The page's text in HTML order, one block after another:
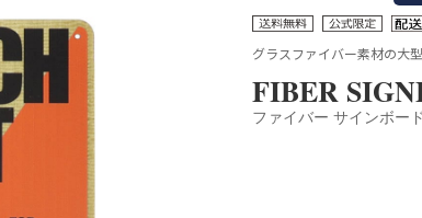
グラスファイバー素材の大
FIBER
ファイバー サインボード